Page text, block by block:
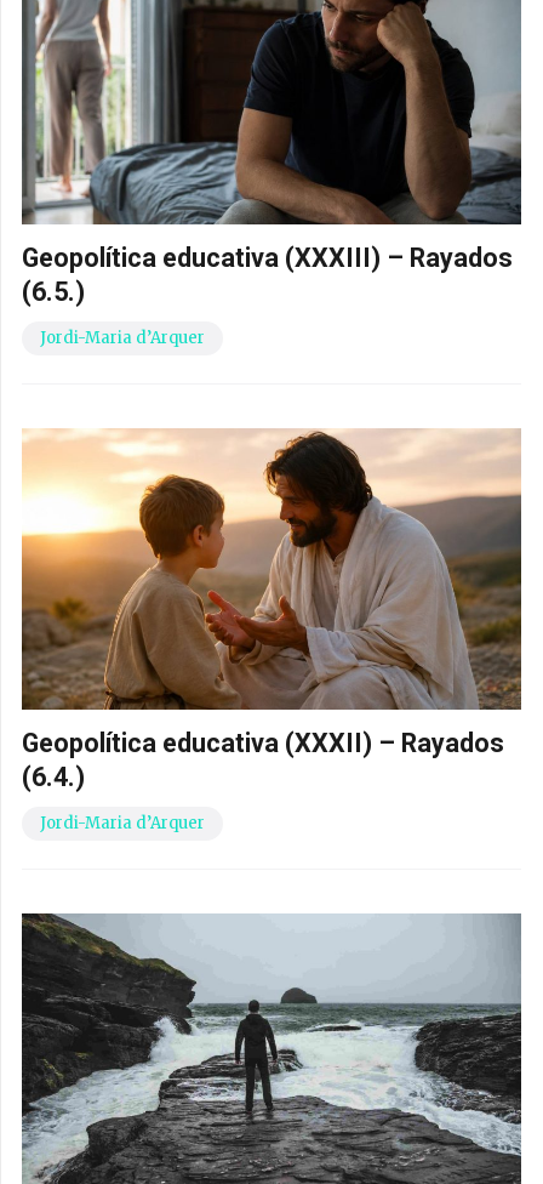
Geopolítica educativa (XXXIII) – Rayados
(6.5.)
Jordi-Maria d’Arquer
Geopolítica educativa (XXXII) – Rayados
(6.4.)
Jordi-Maria d’Arquer